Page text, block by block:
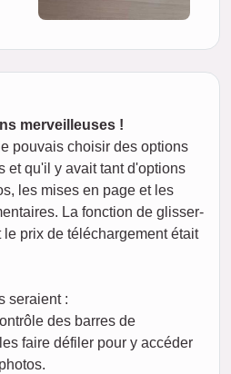
merveilleuses !
pouvais choisir des options
et qu'il y avait tant d'options
les mises en page et les
La fonction de glisser-
prix de téléchargement était
seraient :
des barres de
faire défiler pour y accéder